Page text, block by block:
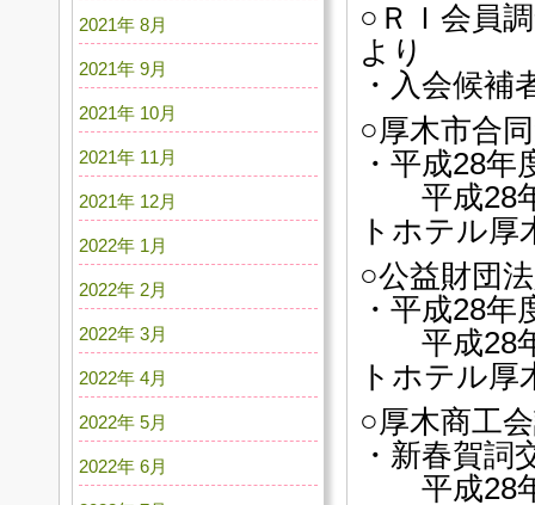
○ＲＩ会員
より
・入会候
○厚木市合
・平成28
平成28年
トホテル厚
○公益財団
・平成28
平成28年
トホテル厚
○厚木商工
・新春賀
平成28年
2021年 8月
2021年 9月
2021年 10月
2021年 11月
2021年 12月
2022年 1月
2022年 2月
2022年 3月
2022年 4月
2022年 5月
2022年 6月